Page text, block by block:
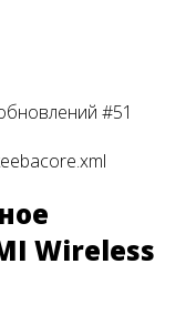
#51
Wireless